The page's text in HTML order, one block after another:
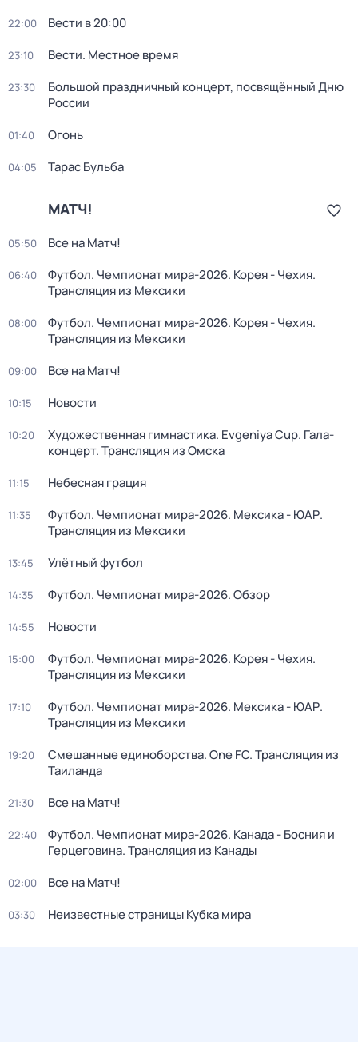
22:00 Вести в 20:00
23:10 Вести. Местное время
23:30
Большой праздничный концерт, посвящённый Дню
России
01:40 Огонь
04:05 Тарас Бульба
МАТЧ!
05:50 Все на Матч!
06:40
Футбол. Чемпионат мира-2026. Корея - Чехия.
Трансляция из Мексики
08:00
Футбол. Чемпионат мира-2026. Корея - Чехия.
Трансляция из Мексики
09:00 Все на Матч!
10:15 Новости
10:20
Художественная гимнастика. Evgeniya Cup. Гала-
концерт. Трансляция из Омска
11:15 Небесная грация
11:35
Футбол. Чемпионат мира-2026. Мексика - ЮАР.
Трансляция из Мексики
13:45 Улётный футбол
14:35 Футбол. Чемпионат мира-2026. Обзор
14:55 Новости
15:00
Футбол. Чемпионат мира-2026. Корея - Чехия.
Трансляция из Мексики
17:10
Футбол. Чемпионат мира-2026. Мексика - ЮАР.
Трансляция из Мексики
19:20
Смешанные единоборства. One FC. Трансляция из
Таиланда
21:30 Все на Матч!
22:40
Футбол. Чемпионат мира-2026. Канада - Босния и
Герцеговина. Трансляция из Канады
02:00 Все на Матч!
03:30 Неизвестные страницы Кубка мира